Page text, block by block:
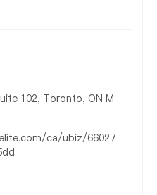
102, Toronto, ON M
ca/ubiz/66027